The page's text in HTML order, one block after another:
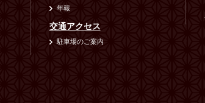
年報
交通アクセス
駐車場のご案内